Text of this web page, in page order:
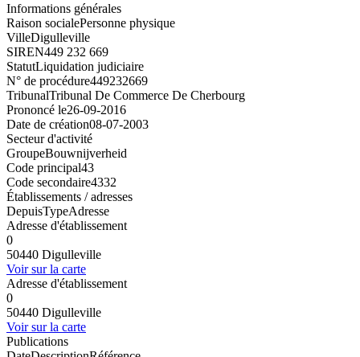
Informations générales
Raison socialePersonne physique
VilleDigulleville
SIREN449 232 669
StatutLiquidation judiciaire
N° de procédure449232669
TribunalTribunal De Commerce De Cherbourg
Prononcé le26-09-2016
Date de création08-07-2003
Secteur d'activité
GroupeBouwnijverheid
Code principal43
Code secondaire4332
Établissements / adresses
DepuisTypeAdresse
Adresse d'établissement
0
50440 Digulleville
Voir sur la carte
Adresse d'établissement
0
50440 Digulleville
Voir sur la carte
Publications